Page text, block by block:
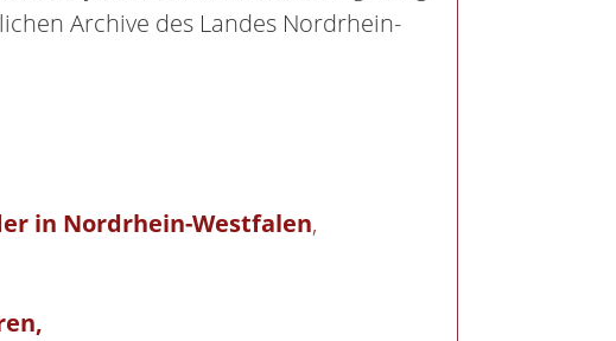
Archive des Landes Nordrhein-
in Nordrhein-Westfalen,